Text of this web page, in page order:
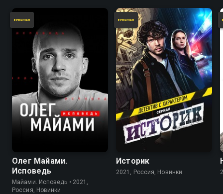
Олег Майами.
Исповедь
Майами. Исповедь • 2021,
Россия, Новинки
Историк
2021, Россия, Новинки